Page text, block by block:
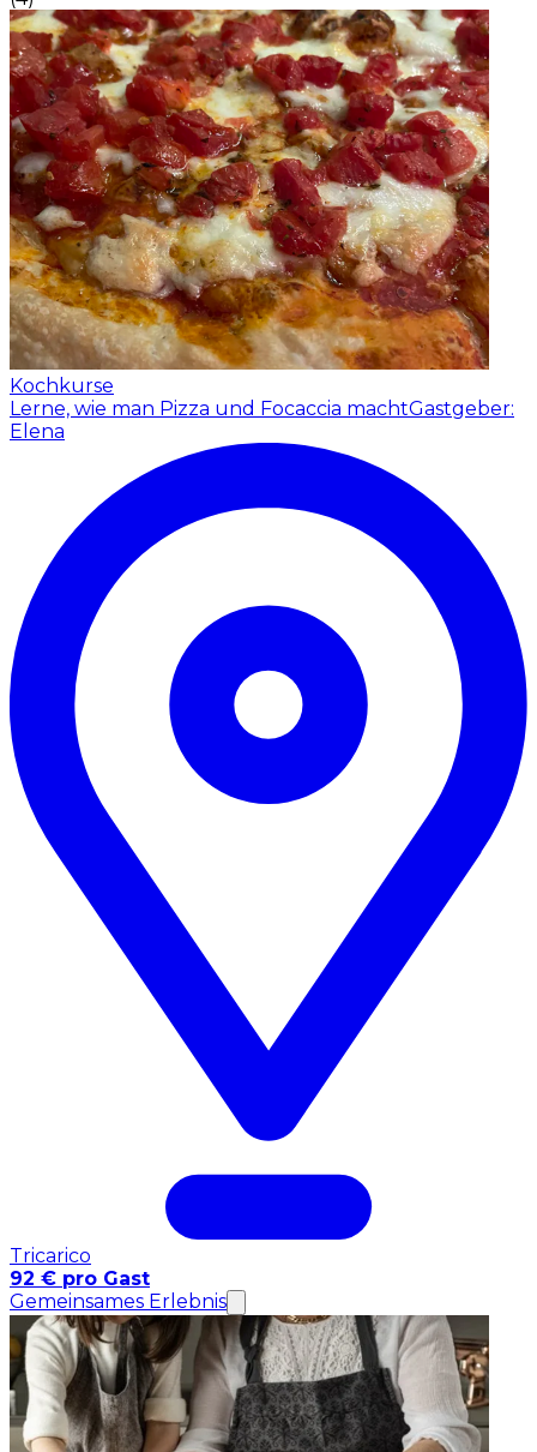
Kochkurse
Lerne, wie man Pizza und Focaccia machtGastgeber:
Elena
Tricarico
92 € pro Gast
Gemeinsames Erlebnis